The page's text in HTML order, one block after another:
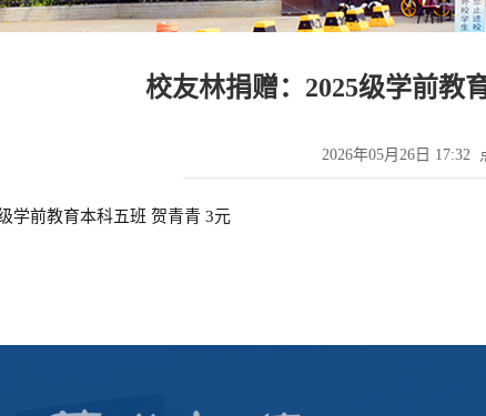
校友林捐赠：2025级学前教
2026年05月26日 17:32
学前教育本科五班 贺青青 3元